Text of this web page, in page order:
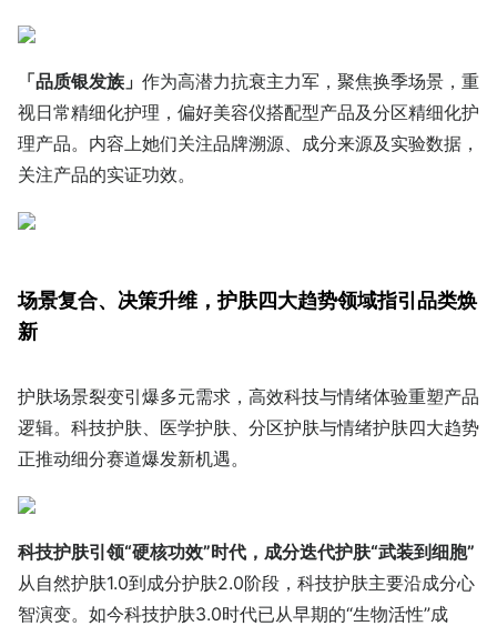
「品质银发族」 作为高潜力抗衰主力军，聚焦换季场景，重
视日常精细化护理，偏好美容仪搭配型产品及分区精细化护
理产品。内容上她们关注品牌溯源、成分来源及实验数据，
关注产品的实证功效。
场景复合、决策升维，护肤四大趋势领域指引品类焕
新
护肤场景裂变引爆多元需求，高效科技与情绪体验重塑产品
逻辑。科技护肤、医学护肤、分区护肤与情绪护肤四大趋势
正推动细分赛道爆发新机遇。
科技护肤引领“硬核功效”时代，成分迭代护肤“武装到细胞”
从自然护肤1.0到成分护肤2.0阶段，科技护肤主要沿成分心
智演变。如今科技护肤3.0时代已从早期的“生物活性”成